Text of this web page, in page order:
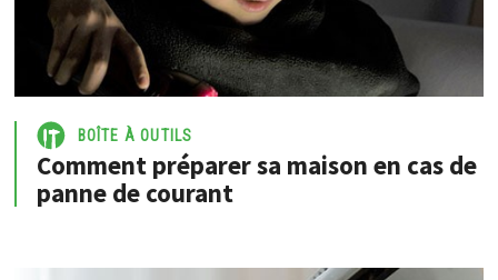
BOÎTE À OUTILS
Comment préparer sa maison en cas de
panne de courant